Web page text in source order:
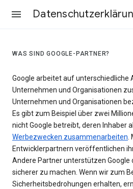
WAS SIND GOOGLE-PARTNER?
Google arbeitet auf unterschiedliche
Unternehmen und Organisationen
Unternehmen und Organisationen
Es gibt zum Beispiel über zwei
nicht Google betreibt, deren Inhaber
Werbezwecken zusammenarbeiten.
Entwicklerpartnern veröffentlichen
Andere Partner unterstützen Google
sicherer zu machen. Wenn wir zum
Sicherheitsbedrohungen erhalten,